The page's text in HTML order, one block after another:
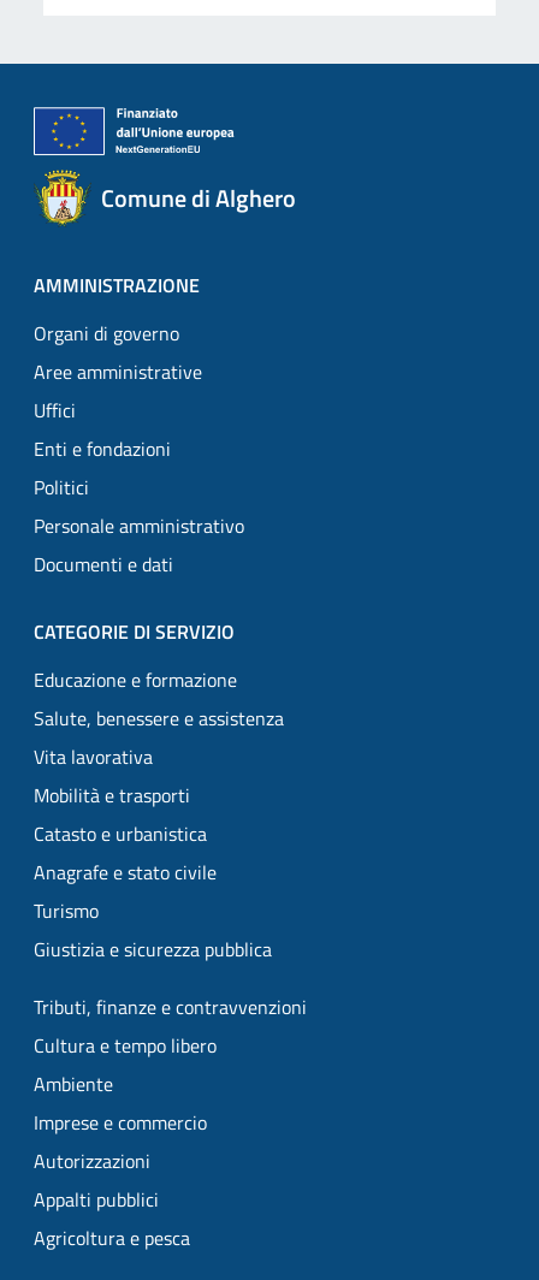
Comune di Alghero
AMMINISTRAZIONE
Organi di governo
Aree amministrative
Uffici
Enti e fondazioni
Politici
Personale amministrativo
Documenti e dati
CATEGORIE DI SERVIZIO
Educazione e formazione
Salute, benessere e assistenza
Vita lavorativa
Mobilità e trasporti
Catasto e urbanistica
Anagrafe e stato civile
Turismo
Giustizia e sicurezza pubblica
Tributi, finanze e contravvenzioni
Cultura e tempo libero
Ambiente
Imprese e commercio
Autorizzazioni
Appalti pubblici
Agricoltura e pesca